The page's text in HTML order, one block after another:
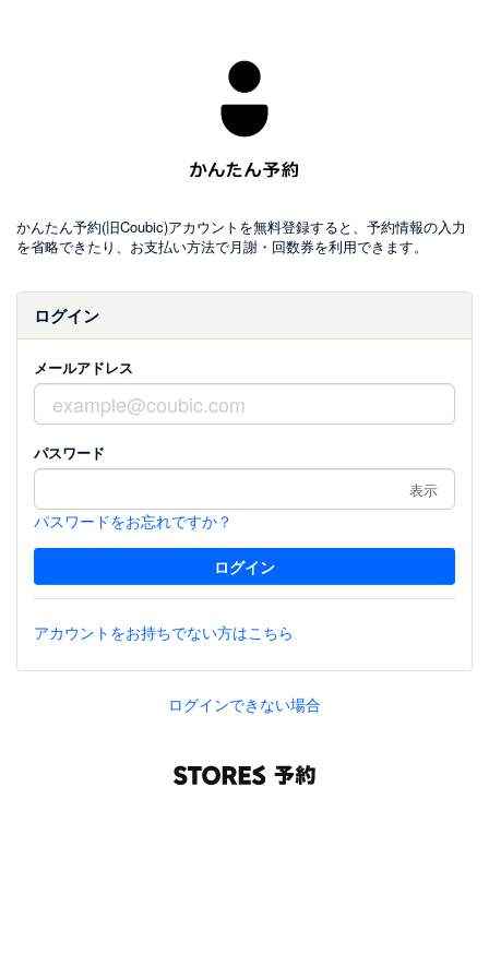
かんたん予約(旧Coubic)アカウントを無料登録すると、予約情報の入力
を省略できたり、お支払い方法で月謝・回数券を利用できます。
ログイン
メールアドレス
パスワード
表示
パスワードをお忘れですか？
アカウントをお持ちでない方はこちら
ログインできない場合